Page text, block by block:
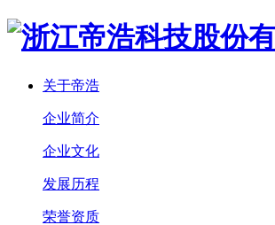
关于帝浩
企业简介
企业文化
发展历程
荣誉资质